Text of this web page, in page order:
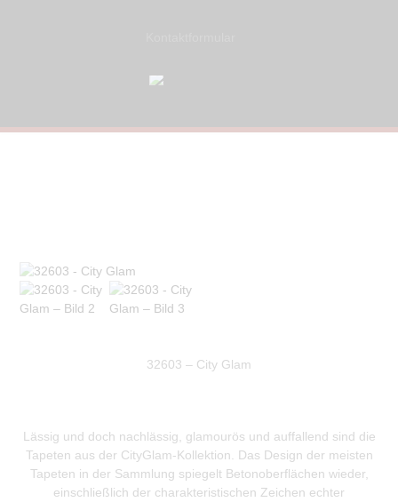
32603 – City Glam
Lässig und doch nachlässig, glamourös und auffallend sind die
Tapeten aus der CityGlam-Kollektion. Das Design der meisten
Tapeten in der Sammlung spiegelt Betonoberflächen wieder,
einschließlich der charakteristischen Zeichen echter